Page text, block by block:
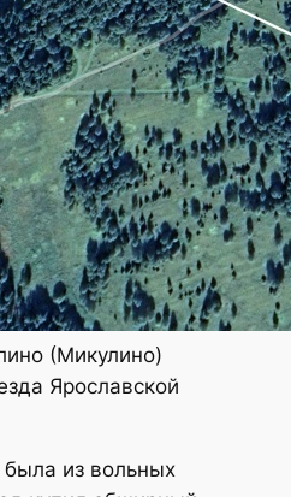
(Микулино)
Ярославской
из вольных